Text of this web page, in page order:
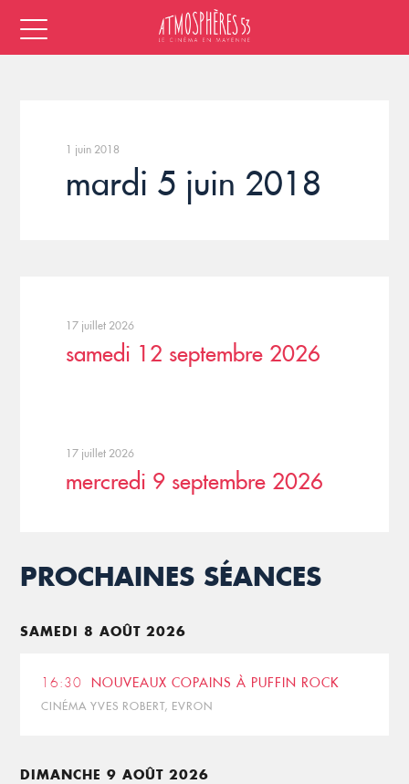
1 juin 2018
mardi 5 juin 2018
17 juillet 2026
samedi 12 septembre 2026
17 juillet 2026
mercredi 9 septembre 2026
PROCHAINES SÉANCES
SAMEDI 8 AOÛT 2026
16:30 NOUVEAUX COPAINS À PUFFIN ROCK
CINÉMA YVES ROBERT, EVRON
DIMANCHE 9 AOÛT 2026